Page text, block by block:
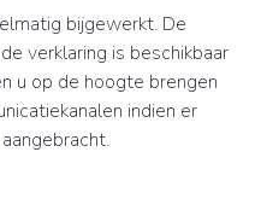
bijgewerkt. De
verklaring is beschikbaar
u op de hoogte brengen
indien er